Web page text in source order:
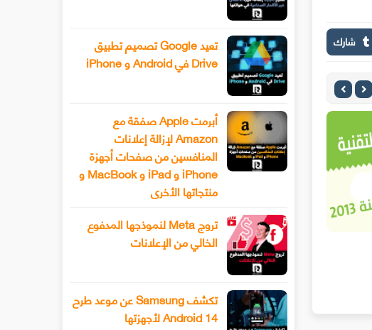
شارك
كيف تنشئ خزينتك السرية على الويندوز
تعيد Google تصميم تطبيق
Drive في Android و iPhone
أبرمت Apple صفقة مع
Amazon لإزالة إعلانات
المنافسين من صفحات أجهزة
iPhone و iPad و MacBook و
منتجاتها الأخرى
تروج Meta لنموذجها المدفوع
الخالي من الإعلانات
تكشف Samsung عن موعد طرح
Android 14 لأجهزتها